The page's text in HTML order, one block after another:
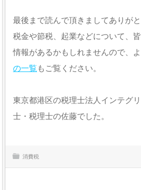
最後まで読んで頂きましてありがと
税金や節税、起業などについて、
情報があるかもしれませんので、
の一覧 もご覧ください。
東京都港区の税理士法人インテグ
士・税理士の佐藤でした。
消費税